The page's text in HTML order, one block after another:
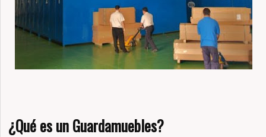
¿Qué es un Guardamuebles?